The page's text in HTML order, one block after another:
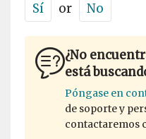
Sí
or No
¿No
está
Póngase en
de soporte y
contactaremos